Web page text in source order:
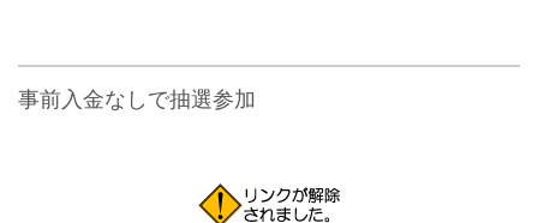
事前入金なしで抽選参加